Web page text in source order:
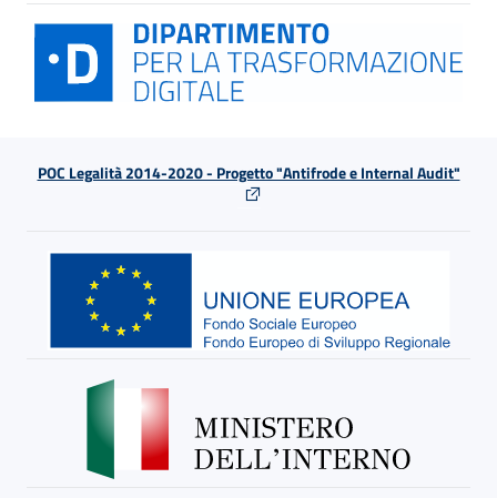
POC Legalità 2014-2020 - Progetto "Antifrode e Internal Audit"